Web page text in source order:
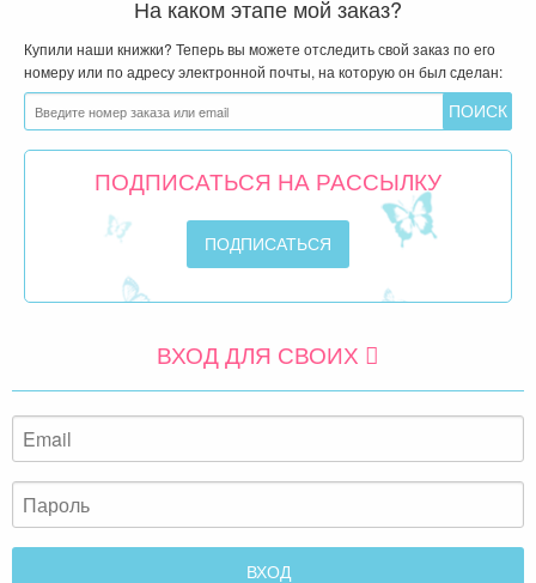
На каком этапе мой заказ?
Купили наши книжки? Теперь вы можете отследить свой заказ по его
номеру или по адресу электронной почты, на которую он был сделан:
ПОДПИСАТЬСЯ НА РАССЫЛКУ
ВХОД ДЛЯ СВОИХ